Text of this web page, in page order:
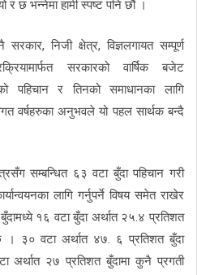
र छ भन्नेमा हामी स्पष्ट पनि छौं ।
निजी क्षेत्र, विज्ञलगायत सम्पूर्ण
सरकारको वार्षिक बजेट
पहिचान र तिनको समाधानका लागि
वर्षहरुका अनुभवले यो पहल सार्थक बन्दै
सम्बन्धित ६३ वटा बुँदा पहिचान गरी
लागि गर्नुपर्ने विषय समेत राखेर
१६ वटा बुँदा अर्थात २५.४ प्रतिशत
छ । ३० वटा अर्थात ४७. ६ प्रतिशत बुँदा
अर्थात २७ प्रतिशत बुँदामा कुनै प्रगती